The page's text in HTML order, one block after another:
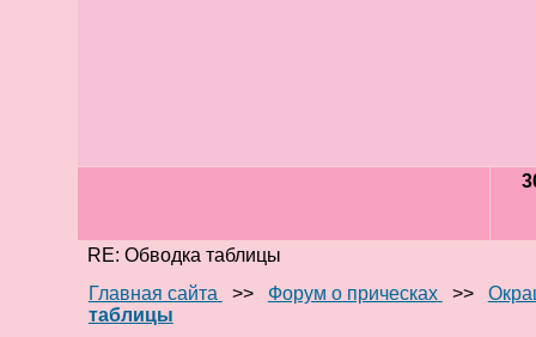
RE: Обводка таблицы
Главная сайта
>> Форум о прическах >>
таблицы